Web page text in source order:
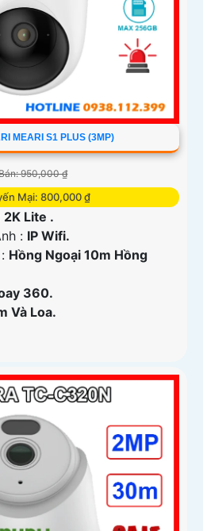
MEARI S1 PLUS (3MP)
950,000 ₫
Mại: 800,000 ₫
2K Lite .
: IP Wifi.
Hồng Ngoại 10m Hồng
360.
Và Loa.